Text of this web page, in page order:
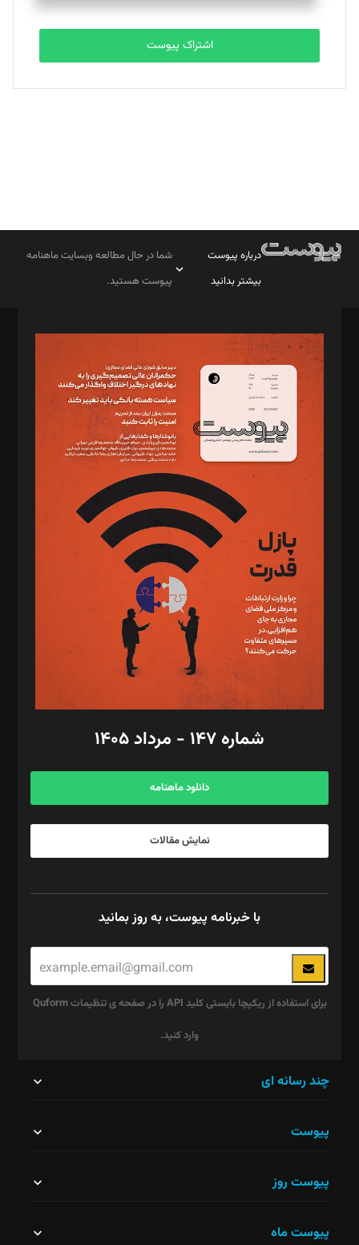
تحریریه
بابک نقاش
تحریریه
اشتراک پیوست
درباره پیوست
بیشتر بدانید
شما در حال مطالعه وبسایت ماهنامه
پیوست هستید.
مدیر مسئول: محمدباقر اثنی‌عشری
سردبیر: مهرک محمودی
دبیر تحریریه: میثم قاسمی
د‌بیر ناداستان: سمانه سمیع
د‌بیر خدمت و تجارت: ابوالفضل رجبی
د‌بیر حقوق فناوری: حسام‌الدین ایپکچی
د‌بیر پیوست جهان: مینا پاکدل
د‌بیر تحریریه آنلاین: بابک نقاش
تحریریه‌: مجتبی محمود‌ی، آرش برهمند، یسنا امان‌پور، سروش کرمیان،
مصطفی مسجدی آرانی، ابوالفضل رجبی، زهرا فکرانه، فائزه فتحی
رستمی،مصطفی باستان
ویرایش: نگار استاد‌‌آقا
طراح یونیفرم: مجید توکلی
فیلمبرداری و عکاسی: امیر شفیعی، مانی لطفی زاده
گرافیک و صفحه‌آرایی: سید‌سبحان‌علی ثابت
مد‌یر توسعه تجاری: کامبیز برید‌
امور مالی: شاپور رهبری، محمد‌ کاظمی‌نیا
آگهی و مشترکین: ۰۹۱۹۹۹۹۰۴۵۴
شماره ۱۴۷ - مرداد ۱۴۰۵
دانلود ماهنامه
نمایش مقالات
با خبرنامه پیوست، به روز بمانید
برای استفاده از ریکپچا بایستی کلید API را در صفحه ی تنظیمات Quform
وارد کنید.
نباید
شود.
چند رسانه ای
پیوست
پیوست روز
پیوست ماه